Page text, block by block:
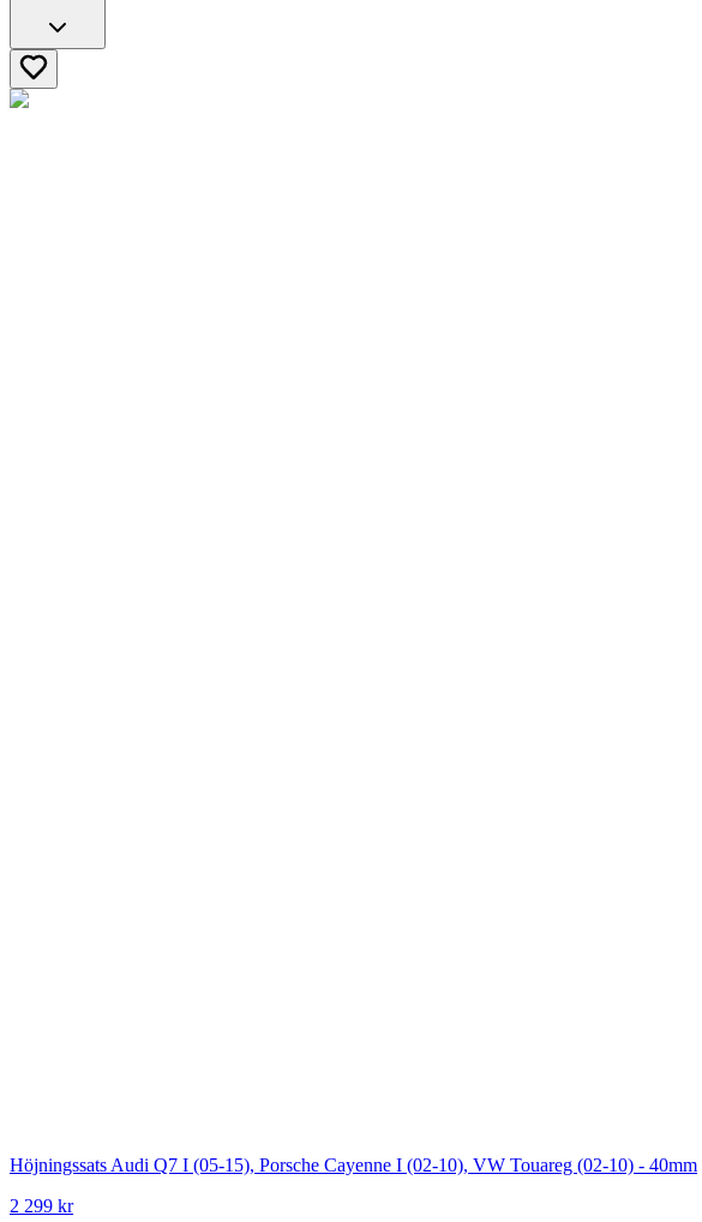
Höjningssats Audi Q7 I (05-15), Porsche Cayenne I (02-10), VW Touareg (02-10) - 40mm
2 299 kr